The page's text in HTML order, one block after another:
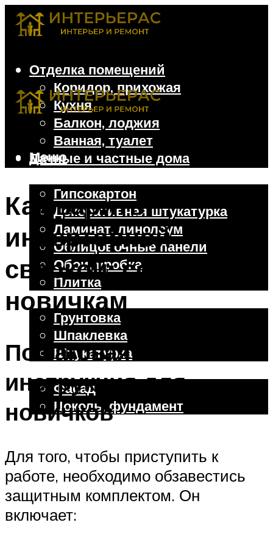
Отделка помещений
Коридор, прихожая
Кухня
Балкон, лоджия
Ванная, туалет
Дачные и частные дома
Гипсокартон
Декоративная штукатурка
Ламинат, линолеум
Облицовочные панели
Обои, пробка
Плитка
Отделочные работы
Грунтовка
Шпаклевка
Штукатурка
Фасад
Цоколь, фундамент
Меню
Как варить
инверторной
сваркой: советы
новичкам
Пошаговая
инструкция для
новичков
Для того, чтобы приступить к
работе, необходимо обзавестись
защитным комплектом. Он
включает: